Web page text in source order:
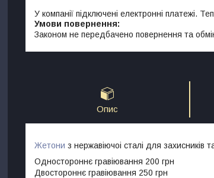
У компанії підключені електронні платежі.
Законом не передбачено повернення та
Опис
Жетони з нержавіючоі сталі для
Одностороннє гравіювання 200 грн
Двостороннє гравіювання 250 грн